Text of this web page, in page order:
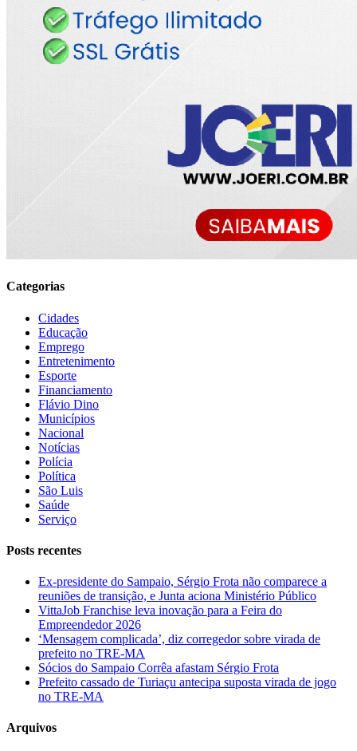
Categorias
Cidades
Educação
Emprego
Entretenimento
Esporte
Financiamento
Flávio Dino
Municípios
Nacional
Notícias
Polícia
Política
São Luis
Saúde
Serviço
Posts recentes
Ex-presidente do Sampaio, Sérgio Frota não comparece a
reuniões de transição, e Junta aciona Ministério Público
VittaJob Franchise leva inovação para a Feira do
Empreendedor 2026
‘Mensagem complicada’, diz corregedor sobre virada de
prefeito no TRE-MA
Sócios do Sampaio Corrêa afastam Sérgio Frota
Prefeito cassado de Turiaçu antecipa suposta virada de jogo
no TRE-MA
Arquivos